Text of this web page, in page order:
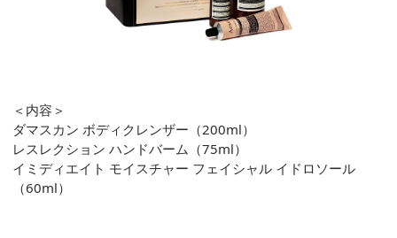
＜内容＞
ダマスカン ボディクレンザー（200ml）
レスレクション ハンドバーム（75ml）
イミディエイト モイスチャー フェイシャル イドロソール
（60ml）